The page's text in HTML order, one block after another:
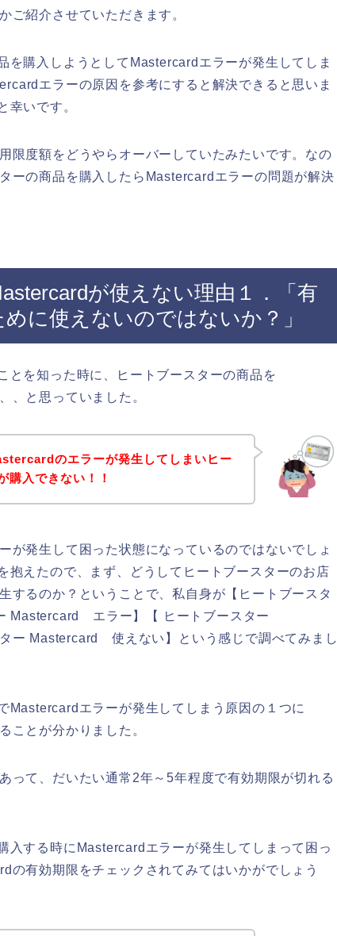
ご紹介させていただきます。
を購入しようとしてMastercardエラーが発生してしま
エラーの原因を参考にすると解決できると思いま
幸いです。
限度額をどうやらオーバーしていたみたいです。なの
ーの商品を購入したらMastercardエラーの問題が解決
が使えない理由１．「有
に使えないのではないか？」
とを知った時に、ヒートブースターの商品を
、と思っていました。
のエラーが発生してしまいヒー
購入できない！！
が発生して困った状態になっているのではないでしょ
抱えたので、まず、どうしてヒートブースターのお店
するのか？ということで、私自身が【ヒートブースタ
Mastercard エラー】【 ヒートブースター
ー Mastercard 使えない】という感じで調べてみまし
Mastercardエラーが発生してしまう原因の１つに
ことが分かりました。
って、だいたい通常2年～5年程度で有効期限が切れる
入する時にMastercardエラーが発生してしまって困っ
の有効期限をチェックされてみてはいかがでしょう